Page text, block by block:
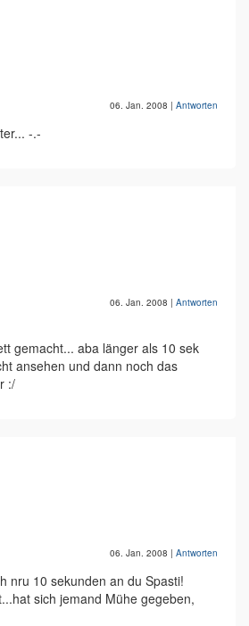
06. Jan. 2008 | Antworten
-.-
06. Jan. 2008 | Antworten
gemacht... aba länger als 10 sek
ansehen und dann noch das
:/
06. Jan. 2008 | Antworten
nru 10 sekunden an du Spasti!
sich jemand Mühe gegeben,